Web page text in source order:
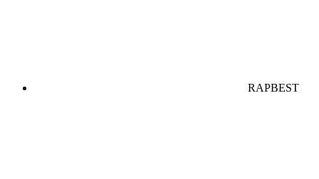
RAPBEST